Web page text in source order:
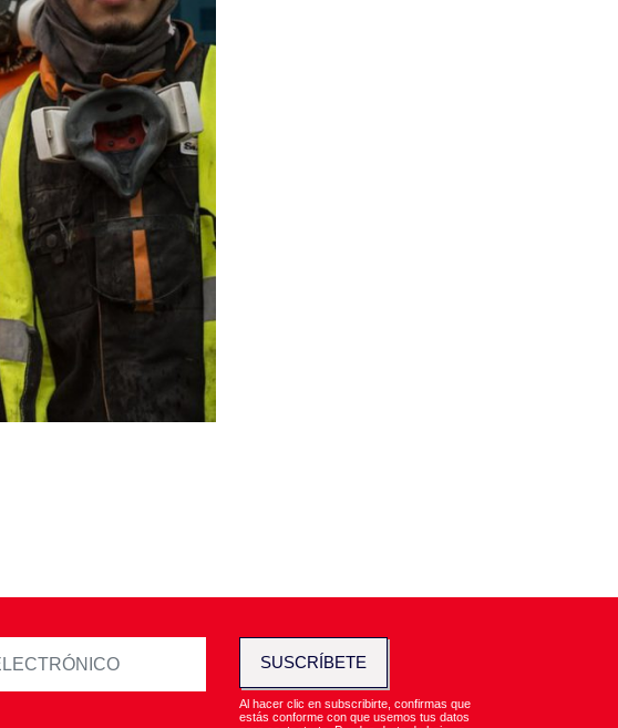
SUSCRÍBETE
Al hacer clic en subscribirte, confirmas que
estás conforme con que usemos tus datos